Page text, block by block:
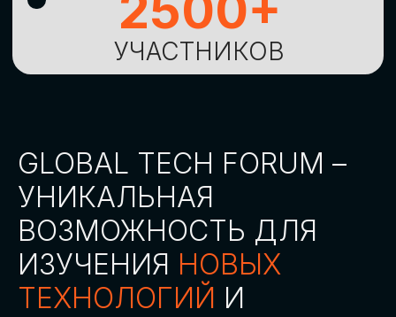
ОСТАВИТЬ
ЗАЯВКУ
СКАЧАТЬ ПРОГРАММУ
СТАТЬ СПИКЕРОМ
Оставьте заявку, наши менеджеры
СТАТЬ УЧАСТНИКОМ